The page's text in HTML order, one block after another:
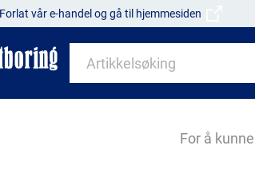
vår e-handel og gå til hjemmesiden
For å